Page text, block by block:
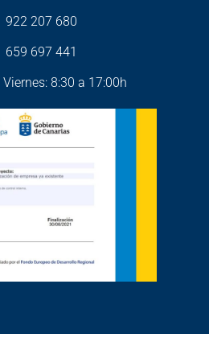
922 207 680
659 697 441
Viernes: 8:30 a 17:00h